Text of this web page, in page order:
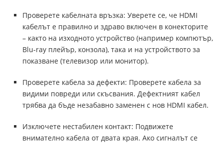
Проверете кабелната връзка: Уверете се, че HDMI
кабелът е правилно и здраво включен в конекторите
– както на изходното устройство (например компютър,
Blu-ray плейър, конзола), така и на устройството за
показване (телевизор или монитор).
Проверете кабела за дефекти: Проверете кабела за
видими повреди или скъсвания. Дефектният кабел
трябва да бъде незабавно заменен с нов HDMI кабел.
Изключете нестабилен контакт: Подвижете
внимателно кабела от двата края. Ако сигналът се